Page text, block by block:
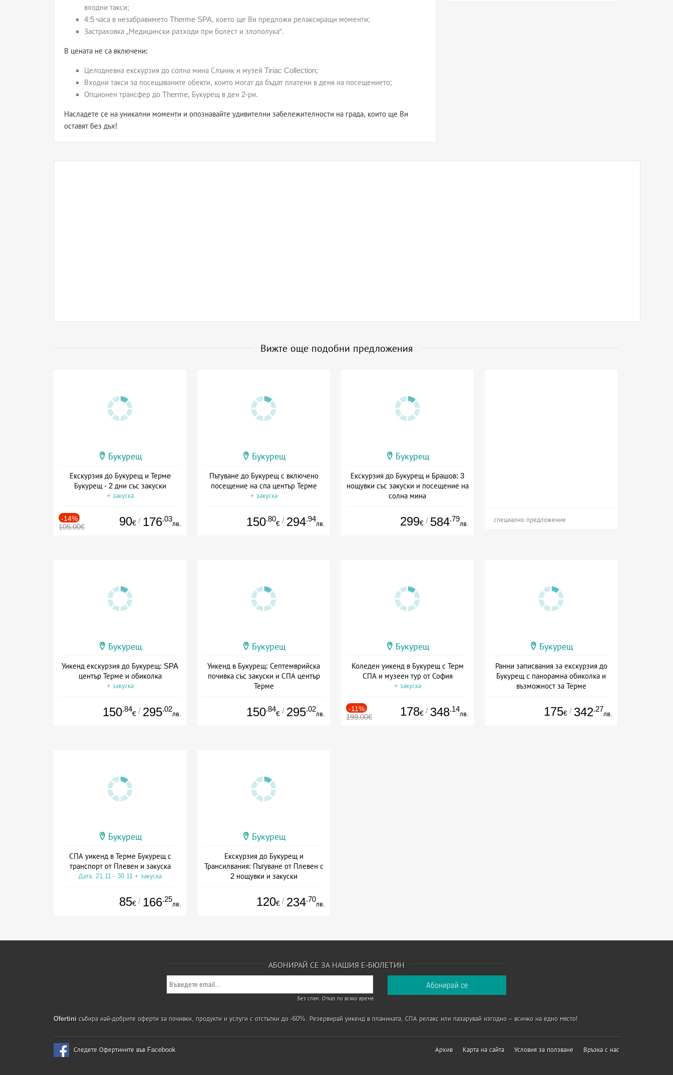
входни такси;
4.5 часа в незабравимето Therme SPA, което ще Ви предложи релаксиращи моменти;
Застраховка „Медицински разходи при болест и злополука“.
В цената не са включени:
Целодневна екскурзия до солна мина Слъник и музей Tiriac Collection;
Входни такси за посещаваните обекти, които могат да бъдат платени в деня на посещението;
Опционен трансфер до Therme, Букурещ в ден 2-ри.
Насладете се на уникални моменти и опознавайте удивителни забележителности на града, които ще Ви
оставят без дъх!
Вижте още подобни предложения
Букурещ
Екскурзия до Букурещ и Термe
Букурещ - 2 дни със закуски
+ закуска
-14%
105.00€ 90€ / 176.03
лв.
Букурещ
Пътуване до Букурещ с включено
посещение на спа център Терме
+ закуска
150.80
€ / 294.94
лв.
Букурещ
Екскурзия до Букурещ и Брашов: 3
нощувки със закуски и посещение на
солна мина
299€ / 584.79
лв. специално предложение
Букурещ
Уикенд екскурзия до Букурещ: SPA
център Терме и обиколка
+ закуска
150.84
€ / 295.02
лв.
Букурещ
Уикенд в Букурещ: Септемврийска
почивка със закуски и СПА център
Терме
150.84
€ / 295.02
лв.
Букурещ
Коледен уикенд в Букурещ с Терм
СПА и музеен тур от София
+ закуска
-11%
199.00€ 178€ / 348.14
лв.
Букурещ
Ранни записвания за екскурзия до
Букурещ с панорамна обиколка и
възможност за Терме
175€ / 342.27
лв.
Букурещ
СПА уикенд в Терме Букурещ с
транспорт от Плевен и закуска
Дата: 21.11 - 30.11 + закуска
85€ / 166.25
лв.
Букурещ
Екскурзия до Букурещ и
Трансилвания: Пътуване от Плевен с
2 нощувки и закуски
120€ / 234.70
лв.
АБОНИРАЙ СЕ ЗА НАШИЯ Е-БЮЛЕТИН
Без спам. Отказ по всяко време.
Ofertini събира най-добрите оферти за почивки, продукти и услуги с отстъпки до -60%. Резервирай уикенд в планината, СПА релакс или пазарувай изгодно – всичко на едно място!
Следете Офертините във Facebook Архив Карта на сайта Условия за ползване Връзка с нас